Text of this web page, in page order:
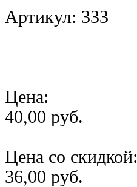
Артикул: 333
Цена:
40,00 руб.
Цена со скидкой:
36,00 руб.